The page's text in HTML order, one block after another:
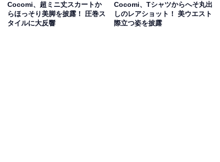
Cocomi、超ミニ丈スカートか
らほっそり美脚を披露！ 圧巻ス
タイルに大反響
Cocomi、Tシャツからへそ丸出
しのレアショット！ 美ウエスト
際立つ姿を披露